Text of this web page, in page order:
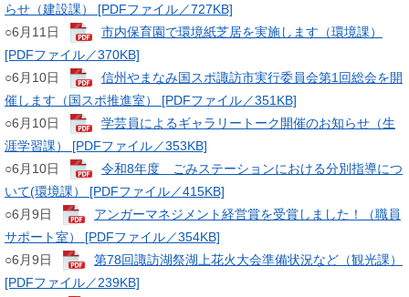
らせ（建設課） [PDFファイル／727KB]
​○6月11日
市内保育園で環境紙芝居を実施します（環境課）
[PDFファイル／370KB]
​○6月10日
信州やまなみ国スポ諏訪市実行委員会第1回総会を開
催します（国スポ推進室） [PDFファイル／351KB]
​○6月10日
学芸員によるギャラリートーク開催のお知らせ（生
涯学習課） [PDFファイル／353KB]
​○6月10日
令和8年度 ごみステーションにおける分別指導につ
いて(環境課） [PDFファイル／415KB]
​○6月9日
アンガーマネジメント経営賞を受賞しました！（職員
サポート室） [PDFファイル／354KB]
○6月9日
第78回諏訪湖祭湖上花火大会準備状況など（観光課）
[PDFファイル／239KB]